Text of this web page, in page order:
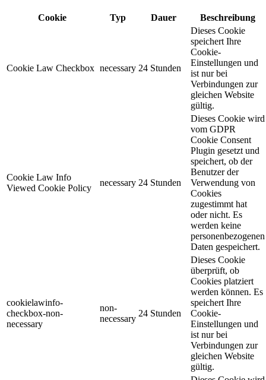
Cookie Typ Dauer Beschreibung
Cookie Law Checkbox necessary 24 Stunden
Dieses Cookie
speichert Ihre
Cookie-
Einstellungen und
ist nur bei
Verbindungen zur
gleichen Website
gültig.
Cookie Law Info
Viewed Cookie Policy
necessary 24 Stunden
Dieses Cookie wird
vom GDPR
Cookie Consent
Plugin gesetzt und
speichert, ob der
Benutzer der
Verwendung von
Cookies
zugestimmt hat
oder nicht. Es
werden keine
personenbezogenen
Daten gespeichert.
cookielawinfo-
checkbox-non-
necessary
non-
necessary
24 Stunden
Dieses Cookie
überprüft, ob
Cookies platziert
werden können. Es
speichert Ihre
Cookie-
Einstellungen und
ist nur bei
Verbindungen zur
gleichen Website
gültig.